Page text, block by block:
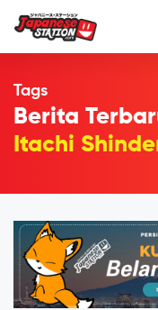
Tags
Berita
Itachi